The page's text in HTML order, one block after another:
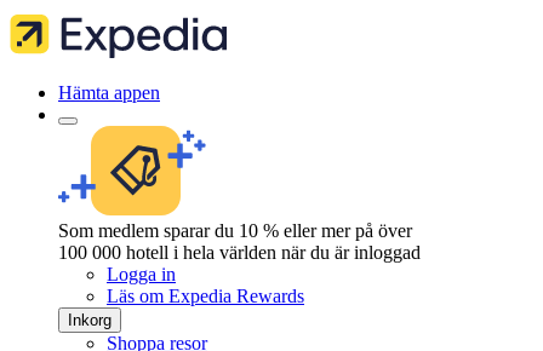
Hämta appen
Som medlem sparar du 10 % eller mer på över
100 000 hotell i hela världen när du är inloggad
Logga in
Läs om Expedia Rewards
Inkorg
Shoppa resor